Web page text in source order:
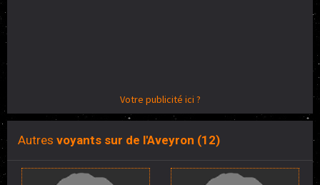
Votre publicité ici ?
Autres voyants sur de l'Aveyron (12)